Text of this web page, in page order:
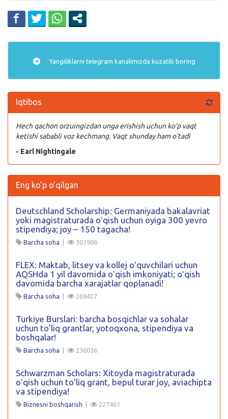
Yangiliklarni telegram kanalimizda kuzatib boring
Iqtibos
Hech qachon orzuingizdan unga erishish uchun ko’p vaqt
ketishi sababli voz kechmang. Vaqt shunday ham o’tadi
- Earl Nightingale
Eng ko'p o'qilgan
Deutschland Scholarship: Germaniyada bakalavriat
yoki magistraturada oʻqish uchun oyiga 300 yevro
stipendiya; joy – 150 tagacha!
Barcha soha | 301986
FLEX: Maktab, litsey va kollej oʻquvchilari uchun
AQSHda 1 yil davomida oʻqish imkoniyati; oʻqish
davomida barcha xarajatlar qoplanadi!
Barcha soha | 269427
Turkiye Burslari: barcha bosqichlar va sohalar
uchun to’liq grantlar, yotoqxona, stipendiya va
boshqalar!
Barcha soha | 236036
Schwarzman Scholars: Xitoyda magistraturada
oʻqish uchun toʻliq grant, bepul turar joy, aviachipta
va stipendiya!
Biznesni boshqarish | 227461